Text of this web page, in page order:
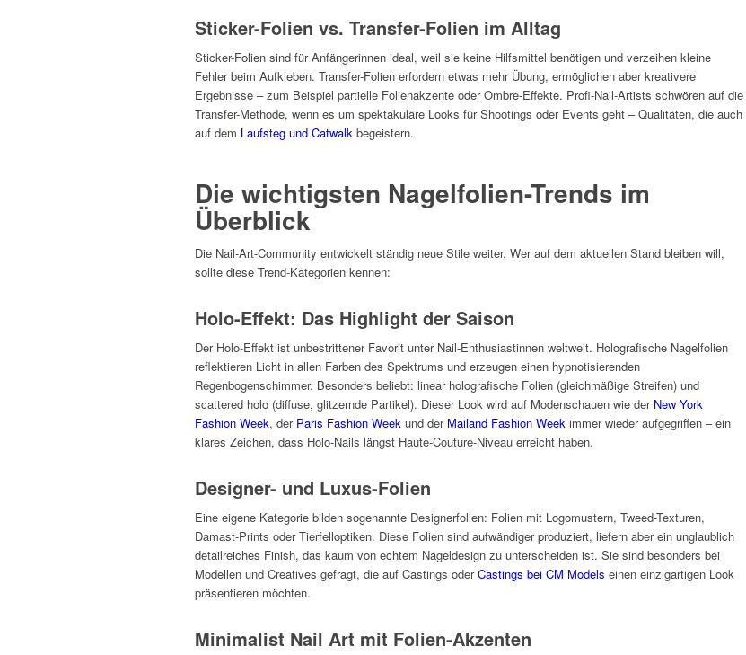
Sticker-Folien vs. Transfer-Folien im Alltag
Sticker-Folien sind für Anfängerinnen ideal, weil sie keine Hilfsmittel benötigen und verzeihen kleine
Fehler beim Aufkleben. Transfer-Folien erfordern etwas mehr Übung, ermöglichen aber kreativere
Ergebnisse – zum Beispiel partielle Folienakzente oder Ombre-Effekte. Profi-Nail-Artists schwören auf die
Transfer-Methode, wenn es um spektakuläre Looks für Shootings oder Events geht – Qualitäten, die auch
auf dem Laufsteg und Catwalk begeistern.
Die wichtigsten Nagelfolien-Trends im
Überblick
Die Nail-Art-Community entwickelt ständig neue Stile weiter. Wer auf dem aktuellen Stand bleiben will,
sollte diese Trend-Kategorien kennen:
Holo-Effekt: Das Highlight der Saison
Der Holo-Effekt ist unbestrittener Favorit unter Nail-Enthusiastinnen weltweit. Holografische Nagelfolien
reflektieren Licht in allen Farben des Spektrums und erzeugen einen hypnotisierenden
Regenbogenschimmer. Besonders beliebt: linear holografische Folien (gleichmäßige Streifen) und
scattered holo (diffuse, glitzernde Partikel). Dieser Look wird auf Modenschauen wie der New York
Fashion Week, der Paris Fashion Week und der Mailand Fashion Week immer wieder aufgegriffen – ein
klares Zeichen, dass Holo-Nails längst Haute-Couture-Niveau erreicht haben.
Designer- und Luxus-Folien
Eine eigene Kategorie bilden sogenannte Designerfolien: Folien mit Logomustern, Tweed-Texturen,
Damast-Prints oder Tierfelloptiken. Diese Folien sind aufwändiger produziert, liefern aber ein unglaublich
detailreiches Finish, das kaum von echtem Nageldesign zu unterscheiden ist. Sie sind besonders bei
Modellen und Creatives gefragt, die auf Castings oderCastings bei CM Models einen einzigartigen Look
präsentieren möchten.
Minimalist Nail Art mit Folien-Akzenten